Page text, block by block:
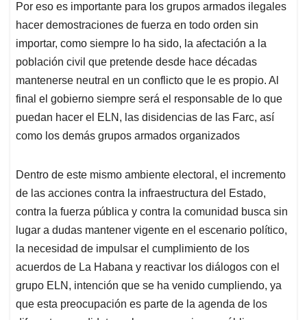
Por eso es importante para los grupos armados ilegales
hacer demostraciones de fuerza en todo orden sin
importar, como siempre lo ha sido, la afectación a la
población civil que pretende desde hace décadas
mantenerse neutral en un conflicto que le es propio. Al
final el gobierno siempre será el responsable de lo que
puedan hacer el ELN, las disidencias de las Farc, así
como los demás grupos armados organizados
Dentro de este mismo ambiente electoral, el incremento
de las acciones contra la infraestructura del Estado,
contra la fuerza pública y contra la comunidad busca sin
lugar a dudas mantener vigente en el escenario político,
la necesidad de impulsar el cumplimiento de los
acuerdos de La Habana y reactivar los diálogos con el
grupo ELN, intención que se ha venido cumpliendo, ya
que esta preocupación es parte de la agenda de los